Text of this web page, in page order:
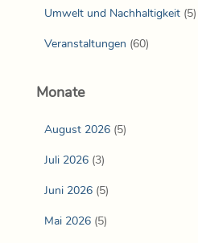
Umwelt und Nachhaltigkeit (5)
Veranstaltungen (60)
Monate
August 2026 (5)
Juli 2026 (3)
Juni 2026 (5)
Mai 2026 (5)